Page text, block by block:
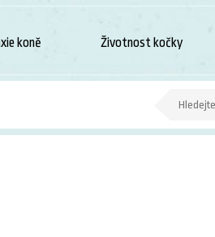
koně Životnost kočky